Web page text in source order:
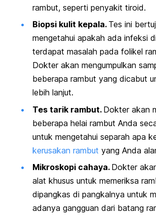
rambut, seperti penyakit tiroid.
Biopsi kulit kepala. Tes ini
mengetahui apakah ada infeksi
terdapat masalah pada folikel
Dokter akan mengumpulkan
beberapa rambut yang dicabut
lebih lanjut.
Tes tarik rambut. Dokter akan
beberapa helai rambut Anda
untuk mengetahui separah apa
kerusakan rambut yang Anda
Mikroskopi cahaya. Dokter
alat khusus untuk memeriksa
dipangkas di pangkalnya untuk
adanya gangguan dari batang